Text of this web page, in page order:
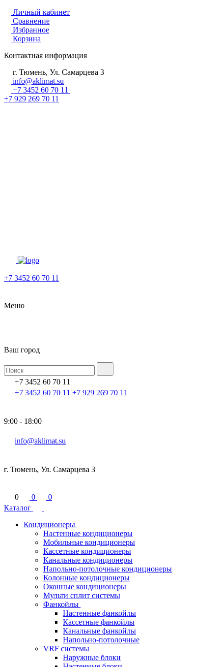
Личный кабинет
Сравнение
Избранное
Корзина
Контактная информация
г. Тюмень, Ул. Самарцева 3
info@aklimat.su
+7 3452 60 70 11
+7 929 269 70 11
+7 3452 60 70 11
Меню
Ваш город
+7 3452 60 70 11
+7 3452 60 70 11 +7 929 269 70 11
9:00 - 18:00
info@aklimat.su
г. Тюмень, Ул. Самарцева 3
0 0
0
Каталог
Кондиционеры
Настенные кондиционеры
Мобильные кондиционеры
Кассетные кондиционеры
Канальные кондиционеры
Напольно-потолочные кондиционеры
Колонные кондиционеры
Оконные кондиционеры
Мульти сплит системы
Фанкойлы
Настенные фанкойлы
Кассетные фанкойлы
Канальные фанкойлы
Напольно-потолочные
VRF системы
Наружные блоки